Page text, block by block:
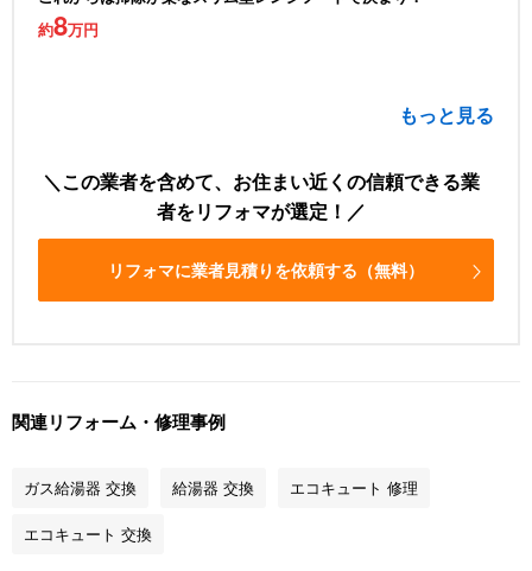
約8万円
もっと見る
この業者を含めて、お住まい近くの信頼できる業
者をリフォマが選定！
リフォマに業者見積りを依頼する（無料）
関連リフォーム・修理事例
ガス給湯器 交換 給湯器 交換 エコキュート 修理
エコキュート 交換